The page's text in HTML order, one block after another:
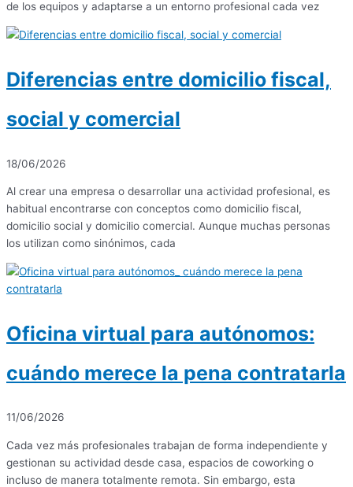
de los equipos y adaptarse a un entorno profesional cada vez
Diferencias entre domicilio fiscal,
social y comercial
18/06/2026
Al crear una empresa o desarrollar una actividad profesional, es
habitual encontrarse con conceptos como domicilio fiscal,
domicilio social y domicilio comercial. Aunque muchas personas
los utilizan como sinónimos, cada
Oficina virtual para autónomos:
cuándo merece la pena contratarla
11/06/2026
Cada vez más profesionales trabajan de forma independiente y
gestionan su actividad desde casa, espacios de coworking o
incluso de manera totalmente remota. Sin embargo, esta